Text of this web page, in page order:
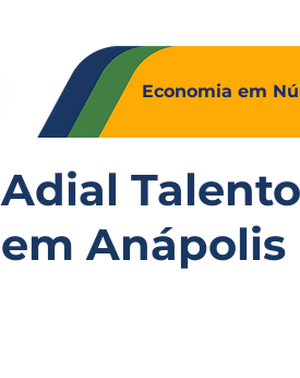
Economia em
Adial
em Anápolis